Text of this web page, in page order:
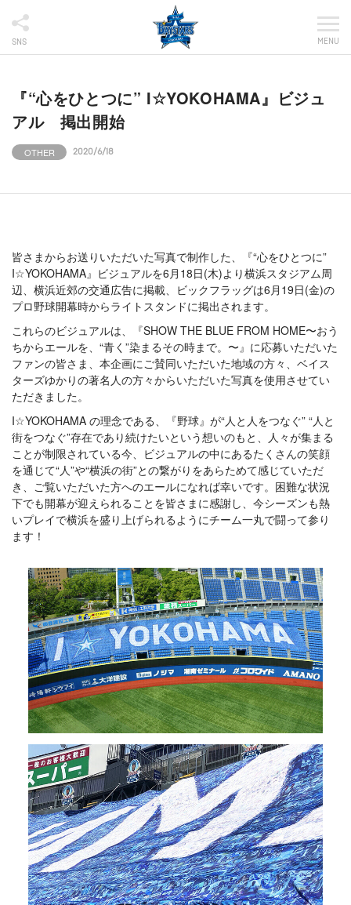
SNS MENU
『“心をひとつに” I☆YOKOHAMA』ビジュ
アル 掲出開始
OTHER 2020/6/18
皆さまからお送りいただいた写真で制作した、『“心をひとつに”
I☆YOKOHAMA』ビジュアルを6月18日(木)より横浜スタジアム周
辺、横浜近郊の交通広告に掲載、ビックフラッグは6月19日(金)の
プロ野球開幕時からライトスタンドに掲出されます。
これらのビジュアルは、『SHOW THE BLUE FROM HOME〜おう
ちからエールを、“青く”染まるその時まで。〜』に応募いただいた
ファンの皆さま、本企画にご賛同いただいた地域の方々、ベイス
ターズゆかりの著名人の方々からいただいた写真を使用させてい
ただきました。
I☆YOKOHAMA の理念である、『野球』が“人と人をつなぐ” “人と
街をつなぐ”存在であり続けたいという想いのもと、人々が集まる
ことが制限されている今、ビジュアルの中にあるたくさんの笑顔
を通じて“人”や“横浜の街”との繋がりをあらためて感じていただ
き、ご覧いただいた方へのエールになれば幸いです。困難な状況
下でも開幕が迎えられることを皆さまに感謝し、今シーズンも熱
いプレイで横浜を盛り上げられるようにチーム一丸で闘って参り
ます！